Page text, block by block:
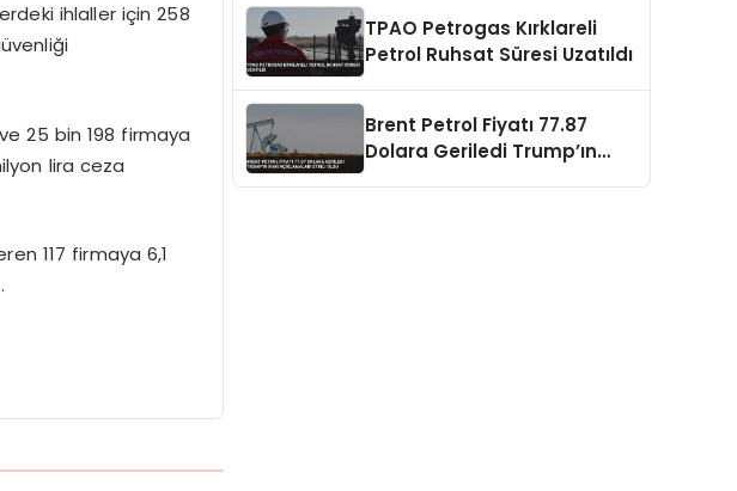
ihlaller için 258
25 bin 198 firmaya
lira ceza
117 firmaya 6,1
TPAO Petrogas Kırklareli
Petrol Ruhsat Süresi Uzatıldı
Brent Petrol Fiyatı 77.87
Dolara Geriledi Trump’ın